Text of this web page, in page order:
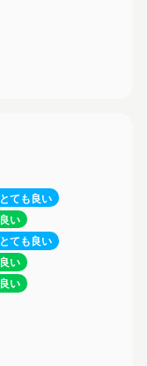
とても良い
良い
とても良い
良い
良い